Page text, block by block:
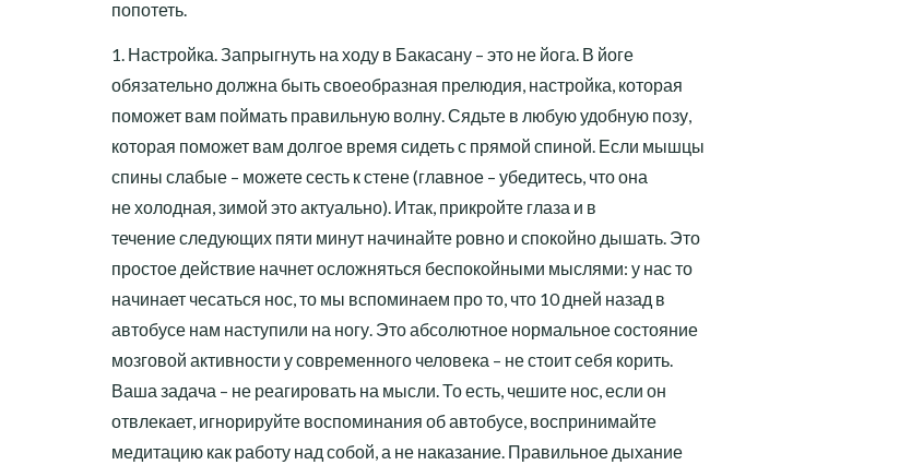
попотеть.
1. Настройка. Запрыгнуть на ходу в Бакасану – это не йога. В йоге
обязательно должна быть своеобразная прелюдия, настройка, которая
поможет вам поймать правильную волну. Сядьте в любую удобную позу,
которая поможет вам долгое время сидеть с прямой спиной. Если мышцы
спины слабые – можете сесть к стене (главное – убедитесь, что она
не холодная, зимой это актуально). Итак, прикройте глаза и в
течение следующих пяти минут начинайте ровно и спокойно дышать. Это
простое действие начнет осложняться беспокойными мыслями: у нас то
начинает чесаться нос, то мы вспоминаем про то, что 10 дней назад в
автобусе нам наступили на ногу. Это абсолютное нормальное состояние
мозговой активности у современного человека – не стоит себя корить.
Ваша задача – не реагировать на мысли. То есть, чешите нос, если он
отвлекает, игнорируйте воспоминания об автобусе, воспринимайте
медитацию как работу над собой, а не наказание. Правильное дыхание